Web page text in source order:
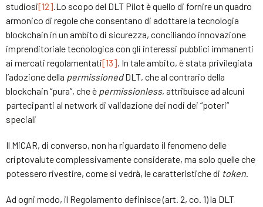
studiosi[12].Lo scopo del DLT Pilot è quello di fornire un quadro
armonico di regole che consentano di adottare la tecnologia
blockchain in un ambito di sicurezza, conciliando innovazione
imprenditoriale tecnologica con gli interessi pubblici immanenti
ai mercati regolamentati[13]. In tale ambito, è stata privilegiata
l’adozione della permissionedDLT, che al contrario della
blockchain “pura”, che è permissionless, attribuisce ad alcuni
partecipanti al network di validazione dei nodi dei “poteri”
speciali
Il MiCAR, di converso, non ha riguardato il fenomeno delle
criptovalute complessivamente considerate, ma solo quelle che
potessero rivestire, come si vedrà, le caratteristiche di token.
Ad ogni modo, il Regolamento definisce (art. 2, co. 1) la DLT